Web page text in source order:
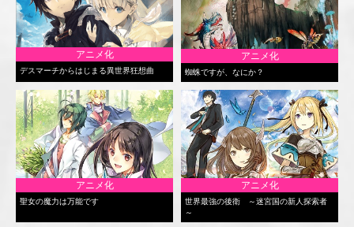
アニメ化
デスマーチからはじまる異世界狂想曲
アニメ化
蜘蛛ですが、なにか？
アニメ化
聖女の魔力は万能です
アニメ化
世界最強の後衛 ～迷宮国の新人探索者
～